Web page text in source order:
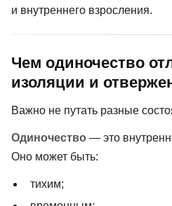
и внутреннего взросления.
Чем одиночество
изоляции и
Важно не путать разные
Одиночество — это
Оно может быть:
тихим;